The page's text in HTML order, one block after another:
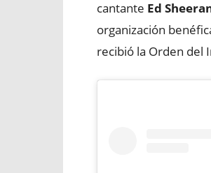
cantante Ed
organización
recibió la Orden del